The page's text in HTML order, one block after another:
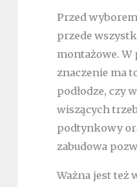
Przed
przede
montażowe.
znaczenie ma
podłodze, czy
wiszących
podtynkowy
zabudowa
Ważna jest też